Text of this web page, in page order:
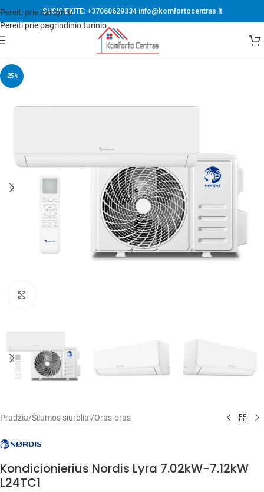
Pereiti prie naršymo
Pereiti prie pagrindinio turinio
SUSISIEKITE: +37060629334 info@komfortocentras.lt
-25%
Pradžia/Šilumos siurbliai/Oras-oras
Kondicionierius Nordis Lyra 7.02kW-7.12kW
L24TC1